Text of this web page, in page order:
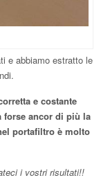
e abbiamo estratto le
e costante
forse ancor di più la
portafiltro è molto
i vostri risultati!!